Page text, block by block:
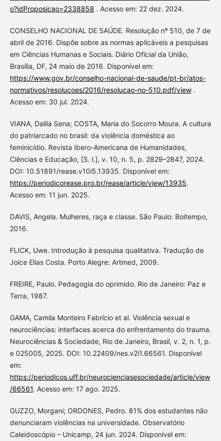
o?idProposicao=2338858 . Acesso em: 22 dez. 2024.
CONSELHO NACIONAL DE SAÚDE. Resolução nº 510, de 7 de
abril de 2016. Dispõe sobre as normas aplicáveis a pesquisas
em Ciências Humanas e Sociais. Diário Oficial da União,
Brasília, DF, 24 maio de 2016. Disponível em:
https://www.gov.br/conselho-nacional-de-saude/pt-br/atos-
normativos/resolucoes/2016/resolucao-no-510.pdf/view.
Acesso em: 30 jul. 2024.
VIANA, Dalila Sena; COSTA, Maria do Socorro Moura. A cultura
do patriarcado no brasil: da violência doméstica ao
feminicídio. Revista Ibero-Americana de Humanidades,
Ciências e Educação, [S. l.], v. 10, n. 5, p. 2829–2847, 2024.
DOI: 10.51891/rease.v10i5.13935. Disponível em:
https://periodicorease.pro.br/rease/article/view/13935.
Acesso em: 11 jun. 2025.
DAVIS, Angela. Mulheres, raça e classe. São Paulo: Boitempo,
2016.
FLICK, Uwe. Introdução à pesquisa qualitativa. Tradução de
Joice Elias Costa. Porto Alegre: Artmed, 2009.
FREIRE, Paulo. Pedagogia do oprimido. Rio de Janeiro: Paz e
Terra, 1987.
GAMA, Camila Monteiro Fabrício et al. Violência sexual e
neurociências: interfaces acerca do enfrentamento do trauma.
Neurociências & Sociedade, Rio de Janeiro, Brasil, v. 2, n. 1, p.
e 025005, 2025. DOI: 10.22409/nes.v2i1.66561. Disponível
em:
https://periodicos.uff.br/neurocienciasesociedade/article/view
/66561. Acesso em: 17 ago. 2025.
GUZZO, Morgani; ORDONES, Pedro. 81% dos estudantes não
denunciaram violências na universidade. Observatório
Caleidoscópio – Unicamp, 24 jun. 2024. Disponível em: